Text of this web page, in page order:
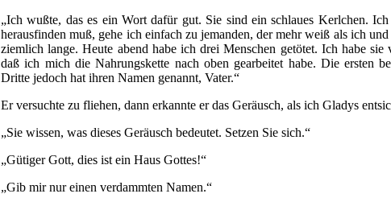
„Ich wußte, das es ein Wort dafür gut. Sie sind ein schlaues Kerlchen.
herausfinden muß, gehe ich einfach zu jemanden, der mehr weiß als ich
ziemlich lange. Heute abend habe ich drei Menschen getötet. Ich habe
daß ich mich die Nahrungskette nach oben gearbeitet habe. Die ersten
Dritte jedoch hat ihren Namen genannt, Vater.“
Er versuchte zu fliehen, dann erkannte er das Geräusch, als ich Gladys
„Sie wissen, was dieses Geräusch bedeutet. Setzen Sie sich.“
„Gütiger Gott, dies ist ein Haus Gottes!“
„Gib mir nur einen verdammten Namen.“